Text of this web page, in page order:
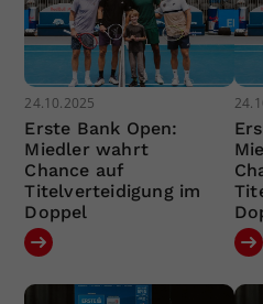
24.10.2025
Erste Bank Open:
Miedler wahrt
Chance auf
Titelverteidigung im
Doppel